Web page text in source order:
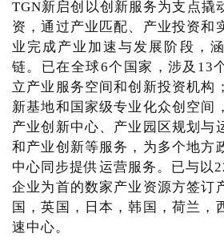
TGN新启创以创新服务为支点撬
资，通过产业匹配、产业投资和
业完成产业加速与发展阶段，
链。已在全球6个国家，涉及13
立产业服务空间和创新投资机构
新基地和国家级专业化众创空间
产业创新中心、产业园区规划与
和产业创新等服务，为多个地方
中心同步提供运营服务。已与以
企业为首的数家产业资源方签订
国，英国，日本，韩国，荷兰，
速中心。